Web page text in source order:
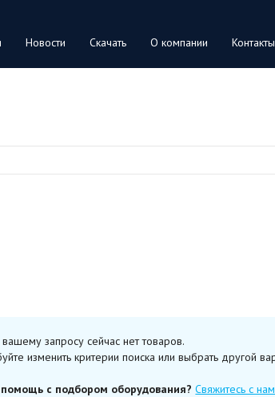
Новости Скачать О компании Контакты
запросу сейчас нет товаров.
изменить критерии поиска или выбрать другой
с подбором оборудования? Свяжитесь с